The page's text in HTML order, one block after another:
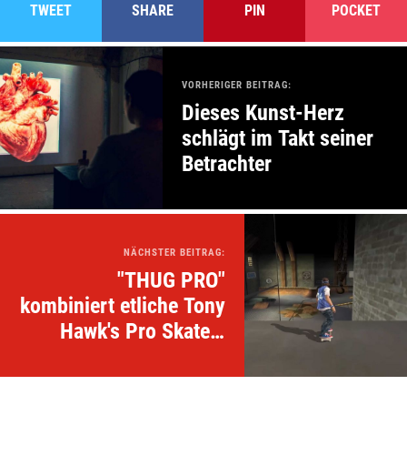
TWEET SHARE PIN POCKET
VORHERIGER BEITRAG:
Dieses Kunst-Herz
schlägt im Takt seiner
Betrachter
NÄCHSTER BEITRAG:
"THUG PRO"
kombiniert etliche Tony
Hawk's Pro Skater-